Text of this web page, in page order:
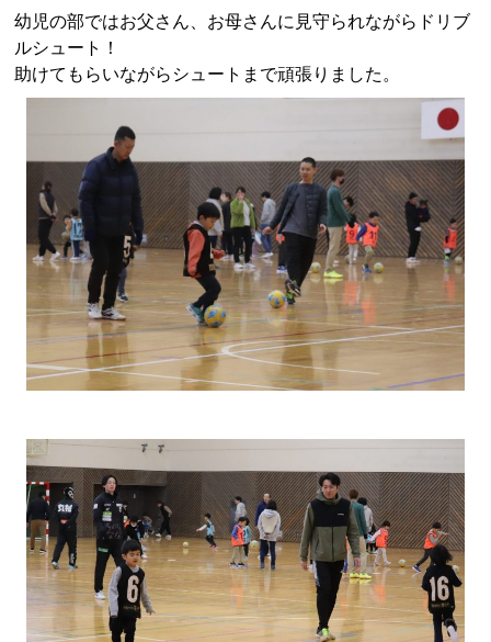
幼児の部ではお父さん、お母さんに見守られながらドリブ
ルシュート！
助けてもらいながらシュートまで頑張りました。